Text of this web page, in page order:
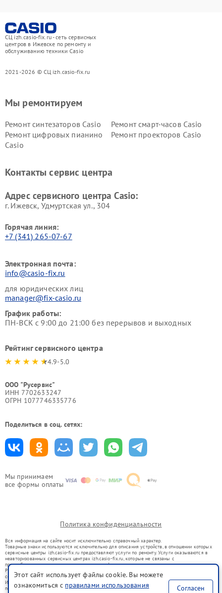
СЦ izh.casio-fix.ru - сеть сервисных
центров в Ижевске по ремонту и
обслуживанию техники Casio
2021-2026 © СЦ izh.casio-fix.ru
Мы принимаем
все формы оплаты
Мы ремонтируем
Ремонт синтезаторов Casio
Ремонт смарт-часов Casio
Ремонт цифровых пианино
Casio
Ремонт проекторов Casio
Контакты сервис центра
Адрес сервисного центра Casio:
г. Ижевск, Удмуртская ул., 304
Горячая линия:
+7 (341) 265-07-67
Электронная почта:
info@casio-fix.ru
для юридических лиц
manager@fix-casio.ru
График работы:
ПН-ВСК с 9:00 до 21:00 без перерывов и выходных
Рейтинг сервисного центра
4.9-5.0
ООО "Русервис"
ИНН 7702633247
ОГРН 1077746335776
Поделиться в соц. сетях:
Политика конфиденциальности
Вся информация на сайте носит исключительно справочный характер.
Товарные знаки используются исключительно для описания устройств, в отношении которых
сервисные центры izh.casio-fix.ru предоставляют услуги по ремонту. Услуги оказываются в
неавторизованных сервисных центрах izh.casio-fix.ru, которые не связаны с
правообладателями товарных знаков или их официальными представителями.
Ремонт осуществляется для устройств, уже введенных в гражданский оборот в соответствии
со статьей 1487 ГК РФ.
Использование товарных знаков не преследует цели индивидуализации услуг или введения
потребителей в заблуждение, а служит для информирования о предоставляемых услугах по
Этот сайт использует файлы cookie. Вы можете
ознакомиться с правилами использования
Согласен